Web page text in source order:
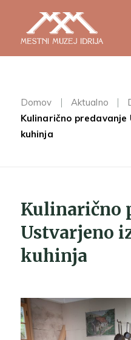
Domov Aktualno
Kulinarično predavanje
kuhinja
Kulinarično
Ustvarjeno
kuhinja